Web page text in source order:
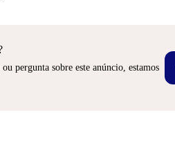
pergunta sobre este anúncio, estamos